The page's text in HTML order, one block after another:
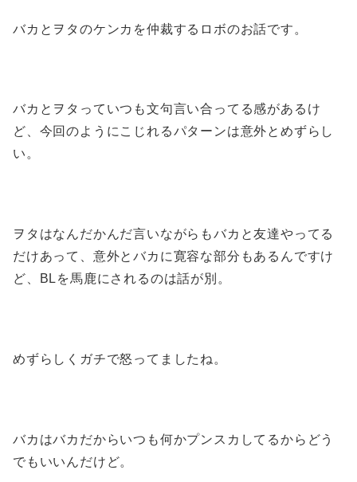
バカとヲタのケンカを仲裁するロボのお話です。
バカとヲタっていつも文句言い合ってる感があるけ
ど、今回のようにこじれるパターンは意外とめずらし
い。
ヲタはなんだかんだ言いながらもバカと友達やってる
だけあって、意外とバカに寛容な部分もあるんですけ
ど、BLを馬鹿にされるのは話が別。
めずらしくガチで怒ってましたね。
バカはバカだからいつも何かプンスカしてるからどう
でもいいんだけど。